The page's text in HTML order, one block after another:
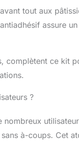
tout aux
assure
complètent ce kit
?
à-coups. Cet